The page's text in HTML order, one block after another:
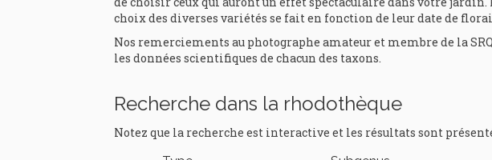
choix des diverses variétés se fait en fonction de leur date de
Nos remerciements au photographe amateur et membre de la
les données scientifiques de chacun des taxons.
Recherche dans la rhodothèque
Notez que la recherche est interactive et les résultats sont